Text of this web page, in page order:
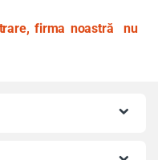
firma noastră nu